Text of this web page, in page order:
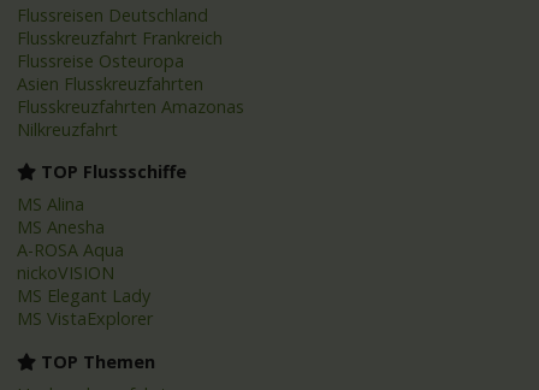
Flussreisen Deutschland
Flusskreuzfahrt Frankreich
Flussreise Osteuropa
Asien Flusskreuzfahrten
Flusskreuzfahrten Amazonas
Nilkreuzfahrt
TOP Flussschiffe
MS Alina
MS Anesha
A-ROSA Aqua
nickoVISION
MS Elegant Lady
MS VistaExplorer
TOP Themen